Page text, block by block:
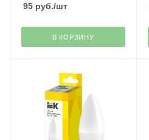
95 руб./шт
В КОРЗИНУ